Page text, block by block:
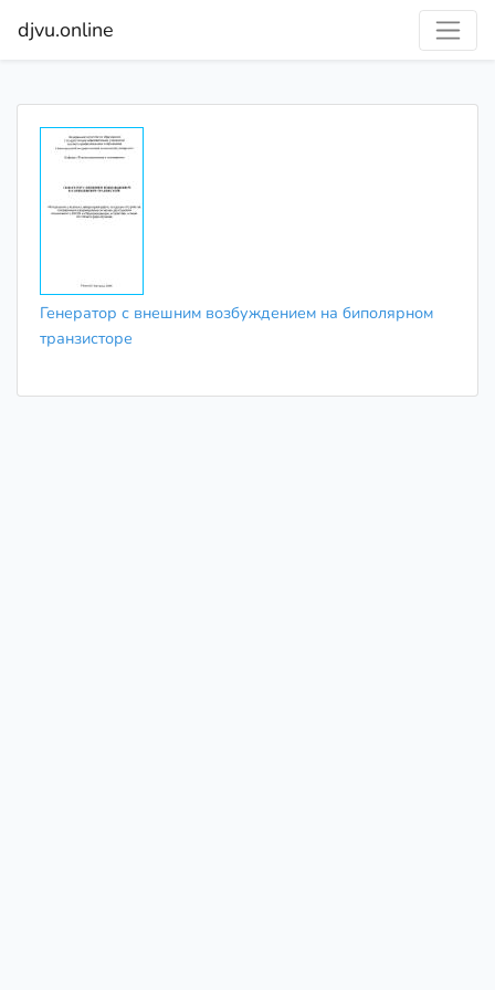
djvu.online
Генератор с внешним возбуждением на биполярном
транзисторе